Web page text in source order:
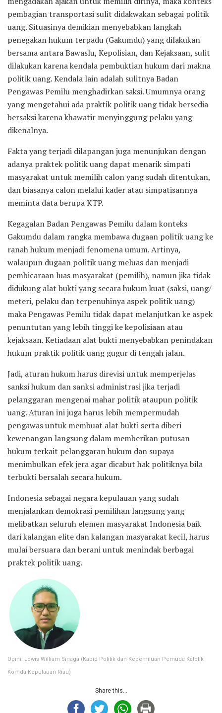
pembagian transportasi sulit didakwakan sebagai politik
uang. Situasinya demikian menyebabkan langkah
penegakan hukum terpadu (Gakumdu) yang dilakukan
bersama antara Bawaslu, Kepolisian, dan Kejaksaan, sulit
dilakukan karena kendala pembuktian hukum dari makna
politik uang. Kendala lain adalah sulitnya Badan
Pengawas Pemilu menghadirkan saksi. Umumnya orang
yang mengetahui ada praktik politik uang tidak bersedia
bersaksi karena khawatir menyinggung pelaku yang
dikenalnya.
Fakta yang terjadi dilapangan juga menunjukan dengan
adanya praktek politik uang dapat menarik simpati
masyarakat untuk memilih calon yang sudah ditentukan,
dan biasanya calon melalui kader atau simpatisannya
meminta data berupa KTP.
Kegagalan Badan Pengawas Pemilu dalam konteks
Gakumdu dalam rangka membawa dugaan politik uang ke
ranah hukum menjadi fenomena umum. Artinya,
walaupun dugaan politik uang meluas dan menjadi
pembicaraan luas masyarakat (pemilih), namun jika tidak
didukung alat bukti yang secara hukum kuat (saksi, uang/
meteri, pelaku dan terpenuhinya aspek politik uang)
maka Pengawas Pemilu tidak dapat melanjutkan ke aspek
penuntutan yang lebih tinggi ke kepolisiaan atau
kejaksaan. Ketiadaan alat bukti menyebabkan penindakan
hukum praktik politik uang gugur di tengah jalan.
Jadi, aturan hukum harus direvisi untuk memperjelas
sanksi hukum dan sanksi administrasi jika terjadi
pelanggaran mengenai mahar politik ataupun politik
uang. Aturan ini juga harus lebih mempermudah
pengawas untuk membuat alat bukti serta diberi
kewenangan langsung dalam memberikan putusan
hukum terkait pelanggaran hukum dan supaya
menimbulkan efek jera agar dicabut hak politiknya bila
terbukti bersalah secara hukum.
Indonesia sebagai negara kepulauan yang sudah
menjalankan demokrasi pemilihan langsung yang
melibatkan seluruh elemen masyarakat Indonesia baik
dari kalangan elite dan kalangan masyarakat kecil, harus
mulai bersuara dan berani untuk menindak berbagai
praktek politik uang.
Opini: Lowis William Sinaga (Kabid Politik dan Kepemiluan Pemuda Katolik
Komda Kepulauan Riau)
Share this...